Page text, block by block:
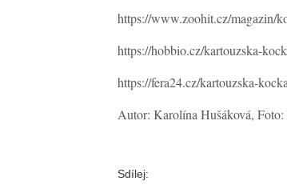
https://www.zoohit.cz/magazin/
https://hobbio.cz/kartouzska-
https://fera24.cz/kartouzska-
Autor: Karolína Hušáková, Foto:
Sdílej: